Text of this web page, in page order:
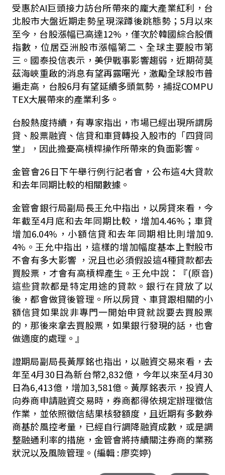
受惠於AI巨頭接力訪台所帶來的龐大產業紅利，台
北股市大盤近期走勢呈現深蹲後跳態勢；5月以來
至今，台股漲幅已高達12%，僅次於韓國綜合股價
指數，位居亞洲股市漲幅第二、全球主要股市第
三。國泰投信表示，美伊戰事影響趨弱，近期荷莫
茲海峽重啟的消息有望再露曙光，激勵全球股市普
遍走高，台股6月有望延續多頭氣勢，捕捉COMPU
TEX大展帶來的產業利多。
台股熱度持續，有專家指出，市場已經出現所謂房
貸、股票融資、信貸和車貸轉投入股市的「四貸同
堂」，因此擔憂高槓桿操作所帶來的負面影響。
金管會26日下午舉行例行記者會，公布這4大貸款
和去年同期比較的相關數據。
金管會銀行局副局長王允中指出，以房貸來看，今
年截至4月底和去年同期比較，增加4.46%；車貸
增加6.04%，小額信貸和去年同期相比則增加9.
4%。王允中指出，這樣的增加幅度基本上對股市
不會有多大影響 ，況且也必須假設這4種貸款都去
買股票，才會有高槓桿產生。王允中說：『(原音)
這些貸款都是特定用途的貸款。銀行在貸放了以
後，都會做貸後管理。所以房貸、車貸跟相關的小
額信貸如果說非專門一開始申貸就說要去買股票
的，那後來拿去買股票，如果銀行發現的話，也會
做適度的處理。』
證期局副局長黃厚銘也指出，以融資交易來看，去
年至4月30日為新台幣2,832億，今年以來至4月30
日為6,413億，增加3,581億。黃厚銘表示，投資人
向券商申請融資交易時，券商都得依規定辦理徵信
作業，並依照徵信結果核發額度，且近期有多數券
商基於風控考量，已經自行調降融資成數，或是調
整融通利率的措施，金管會將持續關注券商的業務
狀況以及風險管理。 (編輯 : 廖奕婷)